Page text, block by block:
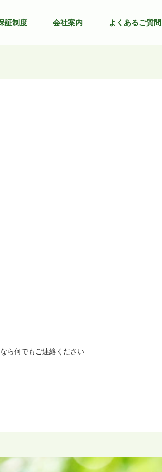
証制度 会社案内 よくあるご質問
ら何でもご連絡ください